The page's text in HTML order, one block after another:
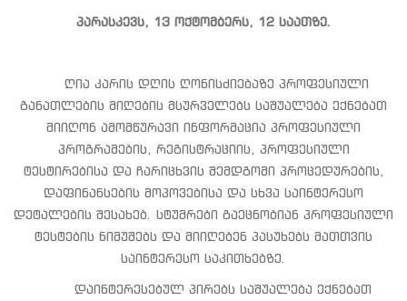
პარასკევს, 13 ოქტომბერს, 12 საათზე.
ღია კარის დღის ღონისძიებაზე პროფესიული
განათლების მიღების მსურველებს საშუალება ექნებათ
მიიღონ ამომწურავი ინფორმაცია პროფესიული
პროგრამების, რეგისტრაციის, პროფესიული
ტესტირებისა და ჩარიცხვის შემდგომი პროცედურების,
დაფინანსების მოპოვებისა და სხვა საინტერესო
დეტალების შესახებ. სტუმრები გაეცნობიან პროფესიული
ტესტების ნიმუშებს და მიიღებენ პასუხებს მათთვის
საინტერესო საკითხებზე.
დაინტერესებულ პირებს საშუალება ექნებათ